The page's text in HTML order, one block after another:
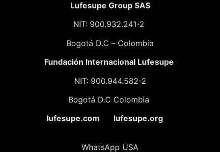
Lufesupe Group SAS
NIT: 900.932.241-2
Bogotá D.C – Colombia
Fundación Internacional Lufesupe
NIT: 900.944.582-2
Bogotá D.C Colombia
lufesupe.com lufesupe.org
WhatsApp USA